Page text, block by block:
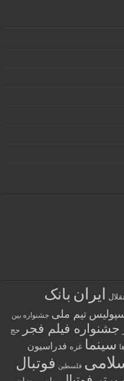
ایران بانک
تیم ملی جشنواره بین
جشنواره فیلم فجر
حج
سینما غزه فدراسیون
فلسطین فوتبال